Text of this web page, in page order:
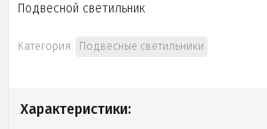
Подвесной светильник
Категория: Подвесные светильники
Характеристики: